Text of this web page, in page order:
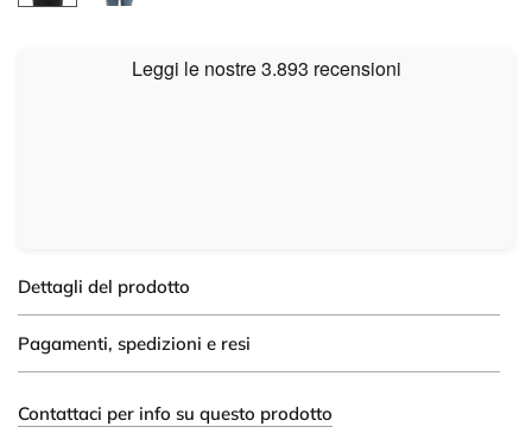
Dettagli del prodotto
Pagamenti, spedizioni e resi
Contattaci per info su questo prodotto